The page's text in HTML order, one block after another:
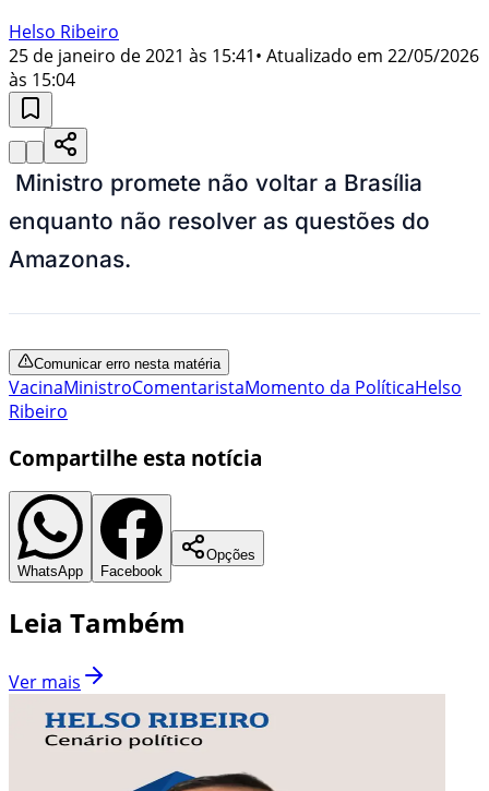
Helso Ribeiro
25 de janeiro de 2021 às 15:41• Atualizado em 22/05/2026
às 15:04
Ministro promete não voltar a Brasília
enquanto não resolver as questões do
Amazonas.
Comunicar erro nesta matéria
VacinaMinistroComentaristaMomento da PolíticaHelso
Ribeiro
Compartilhe esta notícia
WhatsApp Facebook
Opções
Leia Também
Ver mais